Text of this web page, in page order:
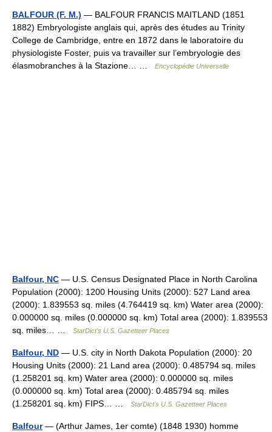
BALFOUR (F. M.) — BALFOUR FRANCIS MAITLAND (1851
1882) Embryologiste anglais qui, après des études au Trinity
College de Cambridge, entre en 1872 dans le laboratoire du
physiologiste Foster, puis va travailler sur l’embryologie des
élasmobranches à la Stazione… …
Encyclopédie Universelle
Balfour, NC — U.S. Census Designated Place in North Carolina
Population (2000): 1200 Housing Units (2000): 527 Land area
(2000): 1.839553 sq. miles (4.764419 sq. km) Water area (2000):
0.000000 sq. miles (0.000000 sq. km) Total area (2000): 1.839553
sq. miles… …
StarDict's U.S. Gazetteer Places
Balfour, ND — U.S. city in North Dakota Population (2000): 20
Housing Units (2000): 21 Land area (2000): 0.485794 sq. miles
(1.258201 sq. km) Water area (2000): 0.000000 sq. miles
(0.000000 sq. km) Total area (2000): 0.485794 sq. miles
(1.258201 sq. km) FIPS… …
StarDict's U.S. Gazetteer Places
Balfour— (Arthur James, 1er comte) (1848 1930) homme